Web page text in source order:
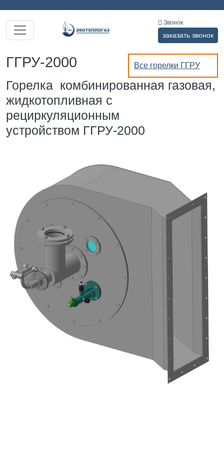
Звонок
заказать звонок
Все горелки ГГРУ
ГГРУ-2000
Горелка комбинированная газовая,
жидкотопливная с
рециркуляционным
устройством ГГРУ-2000